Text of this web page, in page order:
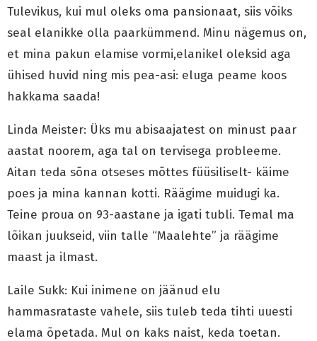
Tulevikus, kui mul oleks oma pansionaat, siis võiks
seal elanikke olla paarkümmend. Minu nägemus on,
et mina pakun elamise vormi,elanikel oleksid aga
ühised huvid ning mis pea-asi: eluga peame koos
hakkama saada!
Linda Meister: Üks mu abisaajatest on minust paar
aastat noorem, aga tal on tervisega probleeme.
Aitan teda sõna otseses mõttes füüsiliselt- käime
poes ja mina kannan kotti. Räägime muidugi ka.
Teine proua on 93-aastane ja igati tubli. Temal ma
lõikan juukseid, viin talle “Maalehte” ja räägime
maast ja ilmast.
Laile Sukk: Kui inimene on jäänud elu
hammasrataste vahele, siis tuleb teda tihti uuesti
elama õpetada. Mul on kaks naist, keda toetan.